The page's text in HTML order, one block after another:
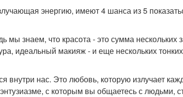
энергию, имеют 4 шанса из 5
мы знаем, что красота - это сумма нескольких
идеальный макияж - и еще нескольких
внутри нас. Это любовь, которую излучает
с которым вы общаетесь с людьми,